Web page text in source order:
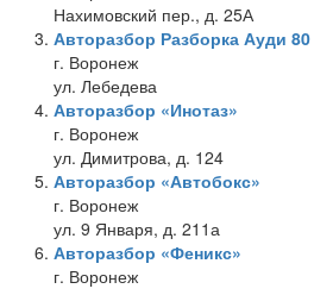
Нахимовский пер., д. 25А
Авторазбор Разборка Ауди
г. Воронеж
ул. Лебедева
Авторазбор «Инотаз»
г. Воронеж
ул. Димитрова, д. 124
Авторазбор «Автобокс»
г. Воронеж
ул. 9 Января, д. 211а
Авторазбор «Феникс»
г. Воронеж